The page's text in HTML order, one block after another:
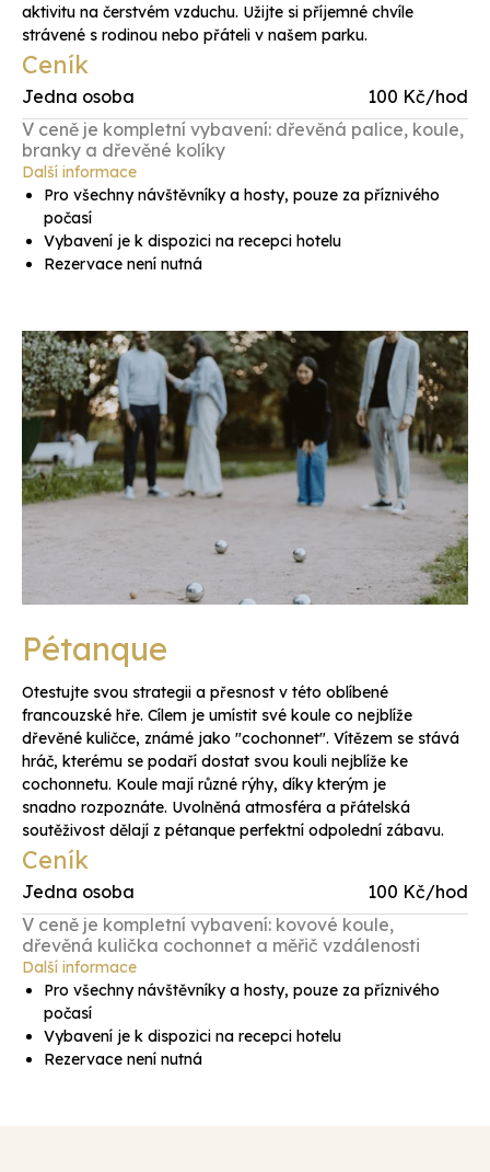
aktivitu na čerstvém vzduchu. Užijte si příjemné chvíle
strávené s rodinou nebo přáteli v našem parku.
Ceník
Jedna osoba
100 Kč/hod
V ceně je kompletní vybavení: dřevěná palice, koule,
branky a dřevěné kolíky
Další informace
Pro všechny návštěvníky a hosty, pouze za příznivého
počasí
Vybavení je k dispozici na recepci hotelu
Rezervace není nutná
Pétanque
Otestujte svou strategii a přesnost v této oblíbené
francouzské hře. Cílem je umístit své koule co nejblíže
dřevěné kuličce, známé jako "cochonnet". Vítězem se stává
hráč, kterému se podaří dostat svou kouli nejblíže ke
cochonnetu. Koule mají různé rýhy, díky kterým je
snadno rozpoznáte. Uvolněná atmosféra a přátelská
soutěživost dělají z pétanque perfektní odpolední zábavu.
Ceník
Jedna osoba
100 Kč/hod
V ceně je kompletní vybavení: kovové koule,
dřevěná kulička cochonnet a měřič vzdálenosti
Další informace
Pro všechny návštěvníky a hosty, pouze za příznivého
počasí
Vybavení je k dispozici na recepci hotelu
Rezervace není nutná